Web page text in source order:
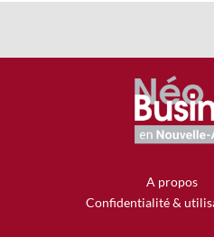
A propos
Confidentialité &